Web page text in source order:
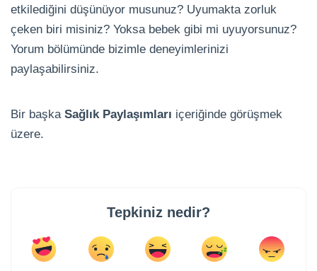
etkilediğini düşünüyor musunuz? Uyumakta zorluk
çeken biri misiniz? Yoksa bebek gibi mi uyuyorsunuz?
Yorum bölümünde bizimle deneyimlerinizi
paylaşabilirsiniz.
Bir başka Sağlık Paylaşımları içeriğinde görüşmek
üzere.
Tepkiniz nedir?